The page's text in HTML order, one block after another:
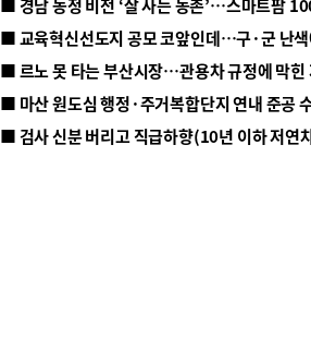
■ 르노 못 타는 부산시장…관용차 규정에 막힌
■ 마산 원도심 행정·주거복합단지 연내 준공